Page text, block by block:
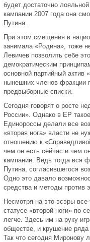
будет достаточно
кампании 2007 года она
Путина.
При этом смещения в
занимала «Родина», тоже
Левичев позволить себе
демократическим
основной партийный актив
нынешних членов фракции
предвыборные списки.
Сегодня говорят о росте
России». Однако в ЕР
Единороссы делали все
«вторая нога» власти не
отношению к
чем он есть сейчас и чем
кампании. Ведь тогда вся
Путина, согласившегося
Одно это давало
средства и методы против
Несмотря на это эсэры
статусе «второй ноги» по
легче. Здесь им на руку
обществе, и крушение
Так что сегодня Миронову